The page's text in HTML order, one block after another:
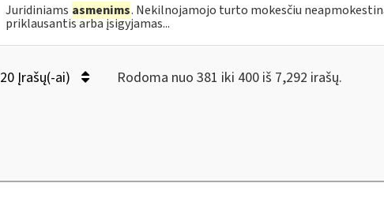
Juridiniams asmenims. Nekilnojamojo turto mokesčiu
priklausantis arba įsigyjamas...
20 Įrašų(-ai) Rodoma nuo 381 iki 400 iš 7,292 irašų.